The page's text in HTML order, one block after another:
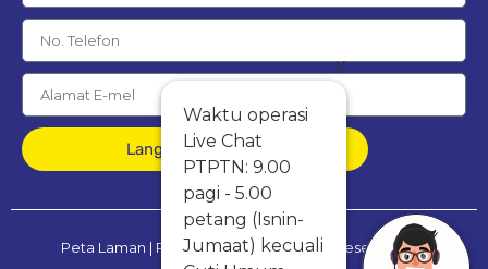
x
Waktu operasi
Live Chat
PTPTN: 9.00
pagi - 5.00
petang (Isnin-
Jumaat) kecuali
Langgan Percuma
Peta Laman | Penafian |Dasar Privasi & Keselamatan